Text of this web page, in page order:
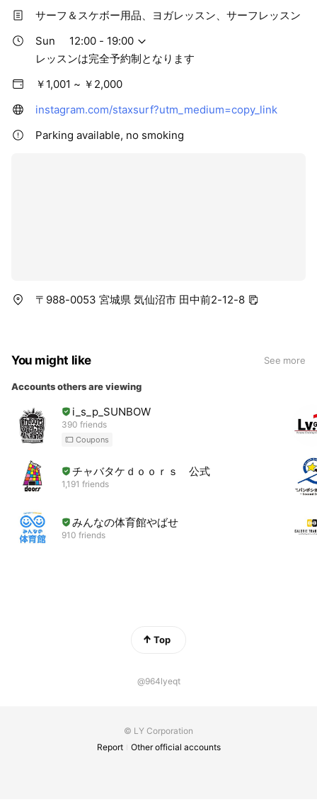
サーフ＆スケボー用品、ヨガレッスン、サーフレッスン
Sun
12:00 - 19:00
レッスンは完全予約制となります
￥1,001 ~ ￥2,000
instagram.com/staxsurf?utm_medium=copy_link
Parking available, no smoking
〒988-0053 宮城県 気仙沼市 田中前2-12-8
You might like See more
Accounts others are viewing
i_s_p_SUNBOW
390 friends
Coupons
チャバタケｄｏｏｒｓ 公式
1,191 friends
みんなの体育館やばせ
910 friends
Top
@964lyeqt
© LY Corporation
Report
Other official accounts